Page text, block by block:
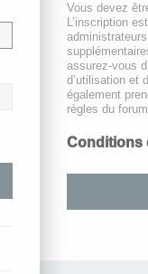
Vous devez
L’inscription
assurez-vous
d’utilisation et
également
règles du
Conditions